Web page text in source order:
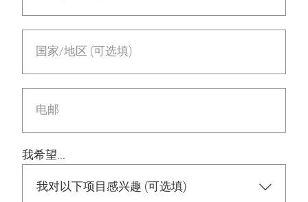
国家/地区 (可选填)
电邮
我希望...